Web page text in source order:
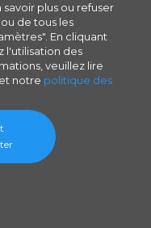
plus ou refuser
de tous les
En cliquant
l'utilisation des
veuillez lire
et notre politique des